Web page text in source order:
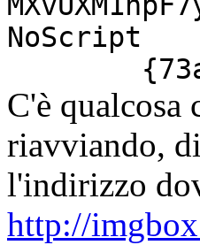
NoScript
C'è qualcosa
riavviando,
l'indirizzo
http://